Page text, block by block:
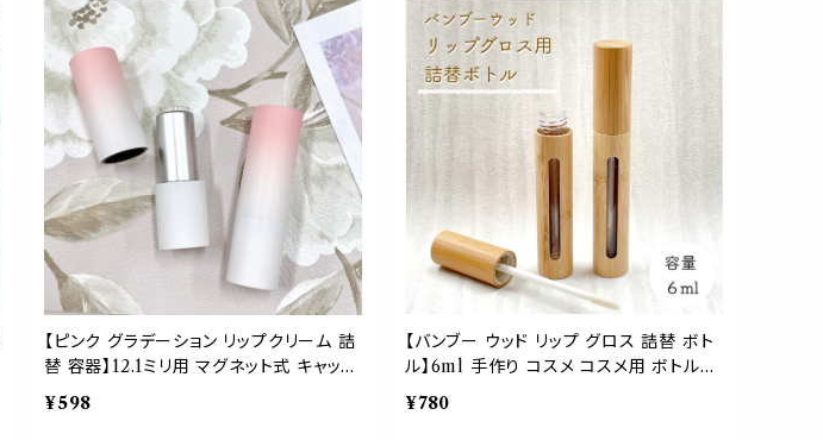
【ピンク グラデーション リップクリーム 詰
替 容器】12.1ミリ用 マグネット式 キャップ
手作りコスメ 口紅 繰り出し スティック コ
スメ用 空 ボトル 器材 化粧 クラフト おし
¥598
【バンブー ウッド リップ グロス 詰替 ボト
ル】6ml 手作り コスメ コスメ用 ボトル
容器 器材 化粧 クラフトおしゃれ 可愛い
¥780